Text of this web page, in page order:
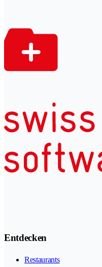
Entdecken
Restaurants